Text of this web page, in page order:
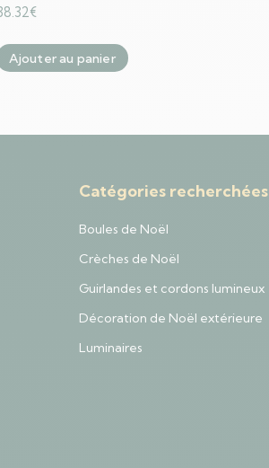
€
Ajouter au panier
Catégories recherchées
Boules de Noël
Crèches de Noël
Guirlandes et cordons lumineux
Décoration de Noël extérieure
Luminaires